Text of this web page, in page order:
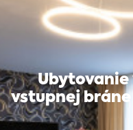
Ubytovanie
vstupnej bráne